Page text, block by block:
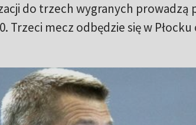
do trzech wygranych
Trzeci mecz odbędzie się w